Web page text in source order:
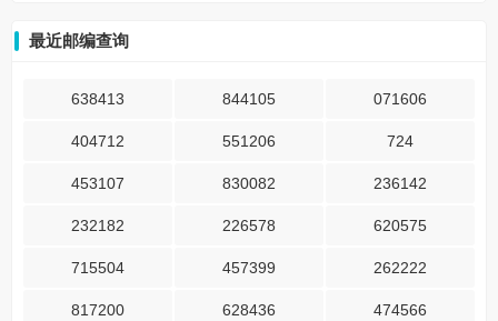
最近邮编查询
638413 844105 071606
404712 551206 724
453107 830082 236142
232182 226578 620575
715504 457399 262222
817200 628436 474566